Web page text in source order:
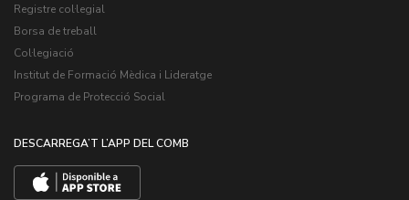
Registre col·legial
Borsa de treball
Col·legiació
Institut de Formació Mèdica i Lideratge
Programa de Protecció Social
DESCARREGA’T L’APP DEL COMB